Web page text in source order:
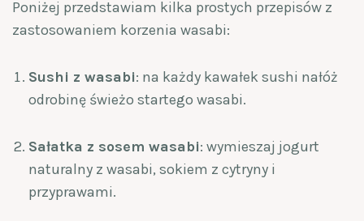
Poniżej przedstawiam kilka prostych przepisów z
zastosowaniem korzenia wasabi:
Sushi z wasabi: na każdy kawałek sushi nałóż
odrobinę świeżo startego wasabi.
Sałatka z sosem wasabi: wymieszaj jogurt
naturalny z wasabi, sokiem z cytryny i
przyprawami.